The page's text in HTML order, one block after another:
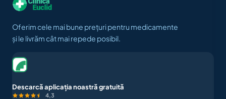
Oferim cele mai bune prețuri pentru medicamente
și le livrăm cât mai repede posibil.
Descarcă aplicația noastră gratuită
4,3